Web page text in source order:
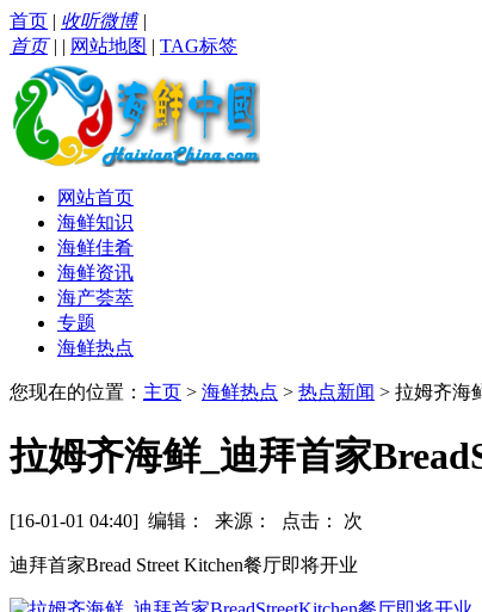
首页 | 收听微博|
首页| | 网站地图 | TAG标签
网站首页
海鲜知识
海鲜佳肴
海鲜资讯
海产荟萃
专题
海鲜热点
您现在的位置： 主页 > 海鲜热点 > 热点新闻 > 拉姆齐海
拉姆齐海鲜_迪拜首家
[16-01-01 04:40] 编辑： 来源： 点击： 次
迪拜首家Bread Street Kitchen餐厅即将开业